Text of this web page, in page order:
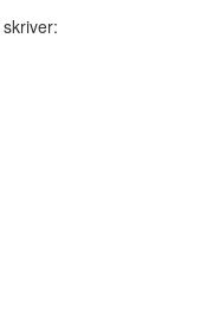
skriver: